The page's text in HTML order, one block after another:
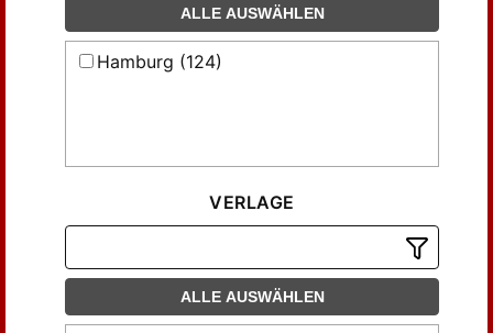
ALLE AUSWÄHLEN
Hamburg (124)
VERLAGE
ALLE AUSWÄHLEN